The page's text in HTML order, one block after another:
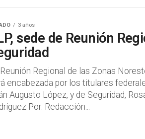
3 años
sede de Reunión
Regional de las Zonas
encabezada por los titulares
Augusto López, y de Seguridad,
Por: Redacción...